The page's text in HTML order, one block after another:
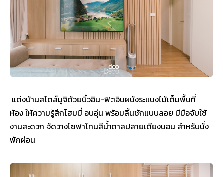
แต่งบ้านสไตล์มูจิด้วยบิ้วอิน-ฟิตอินผนังระแนงไม้เต็มพื้นที่
ห้อง ให้ความรู้สึกโฮมมี่ อบอุ่น พร้อมลิ้นชักแบบลอย มีมือจับใช้
งานสะดวก จัดวางโซฟาโทนสีน้ำตาลปลายเตียงนอน สำหรับนั่ง
พักผ่อน